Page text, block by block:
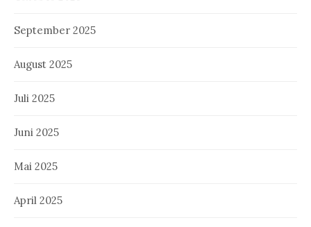
September 2025
August 2025
Juli 2025
Juni 2025
Mai 2025
April 2025